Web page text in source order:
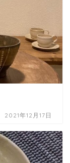
2021年12月17日